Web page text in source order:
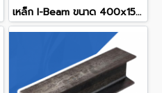
เหล็ก I-Beam ขนาด 400x150 mm.